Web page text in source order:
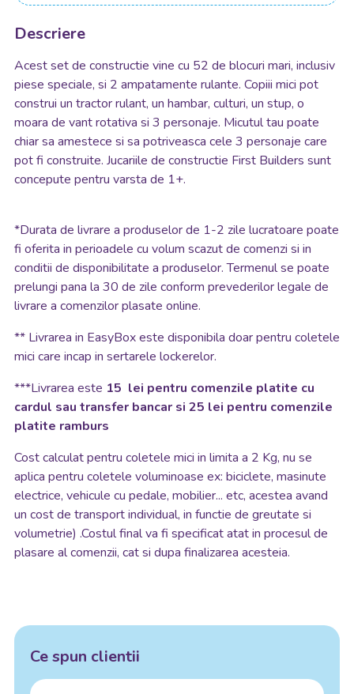
Descriere
Acest set de constructie vine cu 52 de blocuri mari, inclusiv
piese speciale, si 2 ampatamente rulante. Copiii mici pot
construi un tractor rulant, un hambar, culturi, un stup, o
moara de vant rotativa si 3 personaje. Micutul tau poate
chiar sa amestece si sa potriveasca cele 3 personaje care
pot fi construite. Jucariile de constructie First Builders sunt
concepute pentru varsta de 1+.
*Durata de livrare a produselor de 1-2 zile lucratoare poate
fi oferita in perioadele cu volum scazut de comenzi si in
conditii de disponibilitate a produselor. Termenul se poate
prelungi pana la 30 de zile conform prevederilor legale de
livrare a comenzilor plasate online.
** Livrarea in EasyBox este disponibila doar pentru coletele
mici care incap in sertarele lockerelor.
***Livrarea este 15 lei pentru comenzile platite cu
cardul sau transfer bancar si 25 lei pentru comenzile
platite ramburs
Cost calculat pentru coletele mici in limita a 2 Kg, nu se
aplica pentru coletele voluminoase ex: biciclete, masinute
electrice, vehicule cu pedale, mobilier... etc, acestea avand
un cost de transport individual, in functie de greutate si
volumetrie) .Costul final va fi specificat atat in procesul de
plasare al comenzii, cat si dupa finalizarea acesteia.
Ce spun clientii